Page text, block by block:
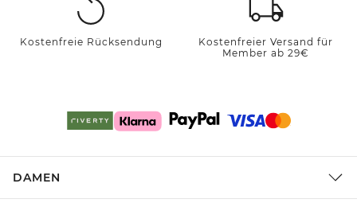
Kostenfreie Rücksendung
Kostenfreier Versand für
Member ab 29€
DAMEN